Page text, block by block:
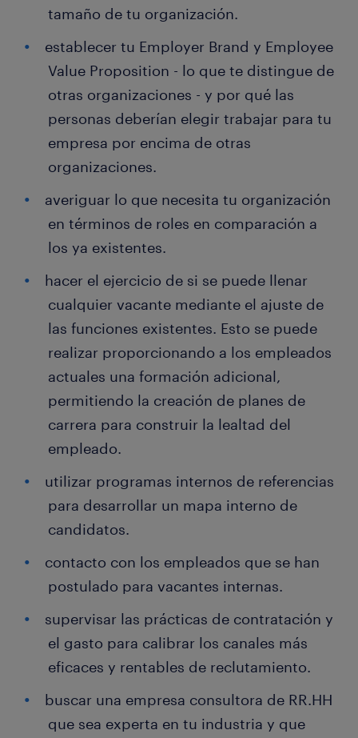
tamaño de tu organización.
establecer tu Employer Brand y Employee
Value Proposition - lo que te distingue de
otras organizaciones - y por qué las
personas deberían elegir trabajar para tu
empresa por encima de otras
organizaciones.
averiguar lo que necesita tu organización
en términos de roles en comparación a
los ya existentes.
hacer el ejercicio de si se puede llenar
cualquier vacante mediante el ajuste de
las funciones existentes. Esto se puede
realizar proporcionando a los empleados
actuales una formación adicional,
permitiendo la creación de planes de
carrera para construir la lealtad del
empleado.
utilizar programas internos de referencias
para desarrollar un mapa interno de
candidatos.
contacto con los empleados que se han
postulado para vacantes internas.
supervisar las prácticas de contratación y
el gasto para calibrar los canales más
eficaces y rentables de reclutamiento.
buscar una empresa consultora de RR.HH
que sea experta en tu industria y que